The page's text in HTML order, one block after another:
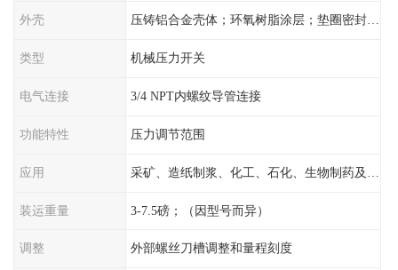
外壳 压铸铝合金壳体；环氧树脂涂层；垫圈密封；卡紧螺丝
类型 机械压力开关
电气连接 3/4 NPT内螺纹导管连接
功能特性 压力调节范围
应用
装运重量 3-7.5磅；（因型号而异）
调整 外部螺丝刀槽调整和量程刻度